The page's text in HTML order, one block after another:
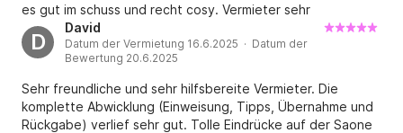
es gut im schuss und recht cosy. Vermieter sehr
zuvorkommend und super freundlich. Danke und wer
weiss.... Vielleicht mal wieder 👍
D
David
Datum der Vermietung 16.6.2025 · Datum der
Bewertung 20.6.2025
Sehr freundliche und sehr hilfsbereite Vermieter. Die
komplette Abwicklung (Einweisung, Tipps, Übernahme und
Rückgabe) verlief sehr gut. Tolle Eindrücke auf der Saone